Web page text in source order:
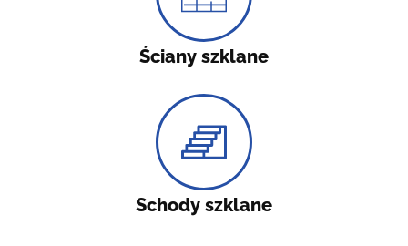
Ściany szklane
Schody szklane